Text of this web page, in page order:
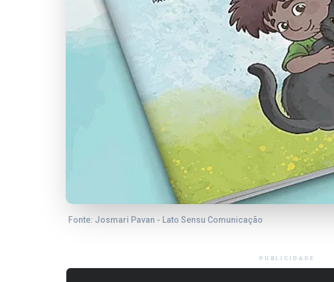
Fonte: Josmari Pavan - Lato Sensu Comunicação
PUBLICIDADE